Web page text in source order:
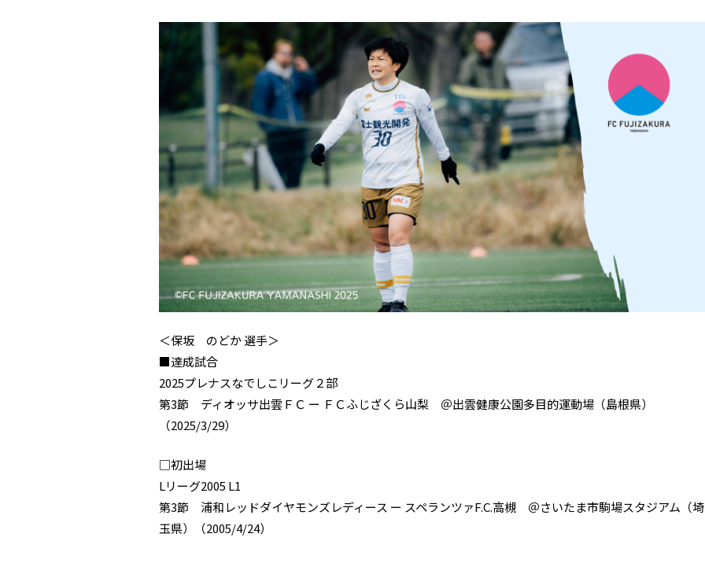
＜保坂 のどか 選手＞
■達成試合
2025プレナスなでしこリーグ２部
第3節 ディオッサ出雲ＦＣ ー ＦＣふじざくら山梨 ＠出雲健康公園多目的運動場（島根県）
（2025/3/29）
□初出場
Lリーグ2005 L1
第3節 浦和レッドダイヤモンズレディース ー スペランツァF.C.高槻 ＠さいたま市駒場スタジアム（埼
玉県）（2005/4/24）